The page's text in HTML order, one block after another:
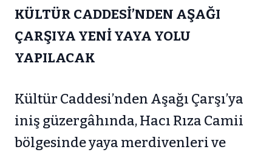
KÜLTÜR CADDESİ’NDEN AŞAĞI
ÇARŞIYA YENİ YAYA YOLU
YAPILACAK
Kültür Caddesi’nden Aşağı Çarşı’ya
iniş güzergâhında, Hacı Rıza Camii
bölgesinde yaya merdivenleri ve